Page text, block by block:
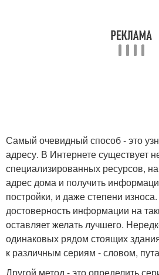
Самый очевидный способ - это
адресу. В Интернете существует
специализированных ресурсов,
адрес дома и получить
постройки, и даже степени
достоверность информации на
оставляет желать лучшего.
одинаковых рядом стоящих
к различным сериям - словом,